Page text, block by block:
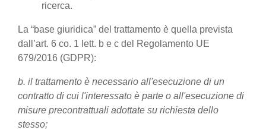
ricerca.
La “base giuridica” del trattamento è quella prevista
dall’art. 6 co. 1 lett. b e c del Regolamento UE
679/2016 (GDPR):
b. il trattamento è necessario all'esecuzione di un
contratto di cui l'interessato è parte o all'esecuzione di
misure precontrattuali adottate su richiesta dello
stesso;